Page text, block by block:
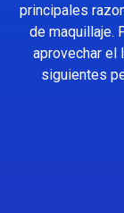
principales
de maquillaje.
aprovechar el
siguientes